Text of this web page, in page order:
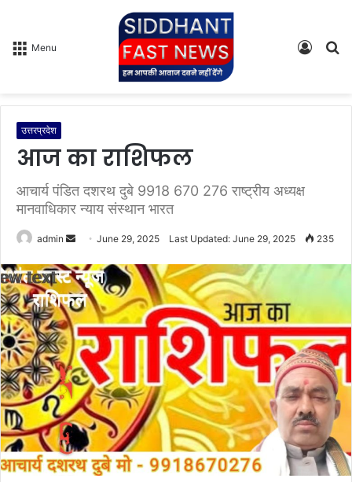
Menu
Log
उत्तरप्रदेश
आज का राशिफल
आचार्य पंडित दशरथ दुबे 9918 670 276 राष्ट्रीय अध्यक्ष
मानवाधिकार न्याय संस्थान भारत
admin
n
d
a
n
e
m
a
i
l
June 29, 2025 Last Updated: June 29, 2025 235